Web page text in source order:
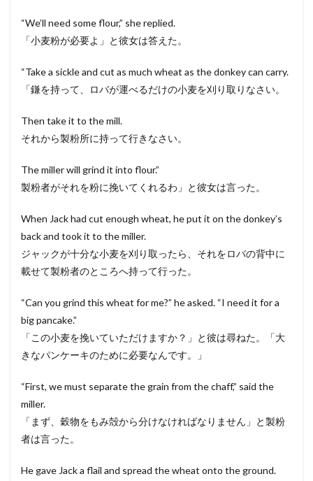
“We’ll need some flour,” she replied.
「小麦粉が必要よ」と彼女は答えた。
“Take a sickle and cut as much wheat as the donkey can carry.
「鎌を持って、ロバが運べるだけの小麦を刈り取りなさい。
Then take it to the mill.
それから製粉所に持って行きなさい。
The miller will grind it into flour.”
製粉者がそれを粉に挽いてくれるわ」と彼女は言った。
When Jack had cut enough wheat, he put it on the donkey’s
back and took it to the miller.
ジャックが十分な小麦を刈り取ったら、それをロバの背中に
載せて製粉者のところへ持って行った。
“Can you grind this wheat for me?” he asked. “I need it for a
big pancake.”
「この小麦を挽いていただけますか？」と彼は尋ねた。「大
きなパンケーキのために必要なんです。」
“First, we must separate the grain from the chaff,” said the
miller.
「まず、穀物をもみ殻から分けなければなりません」と製粉
者は言った。
He gave Jack a flail and spread the wheat onto the ground.